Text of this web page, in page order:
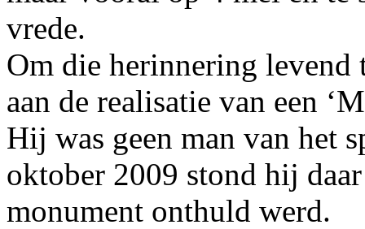
vrede.
Om die herinnering
aan de realisatie van een
Hij was geen man van het
oktober 2009 stond hij
monument onthuld werd.